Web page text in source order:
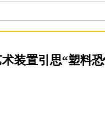
装置引思“塑料